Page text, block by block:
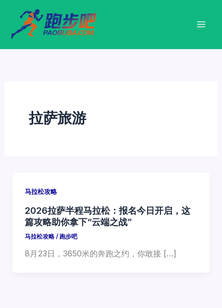
拉萨旅游
马拉松攻略
2026拉萨半程马拉松：报名今日开启，这
篇攻略助你拿下“云端之战”
马拉松攻略/ 跑步吧
8月23日，3650米的奔跑之约，你敢接 […]